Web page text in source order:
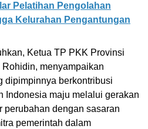
Pelatihan Pengolahan
Kelurahan Pengantungan
Ketua TP PKK Provinsi
menyampaikan
dipimpinnya berkontribusi
Indonesia maju melalui gerakan
perubahan dengan sasaran
pemerintah dalam